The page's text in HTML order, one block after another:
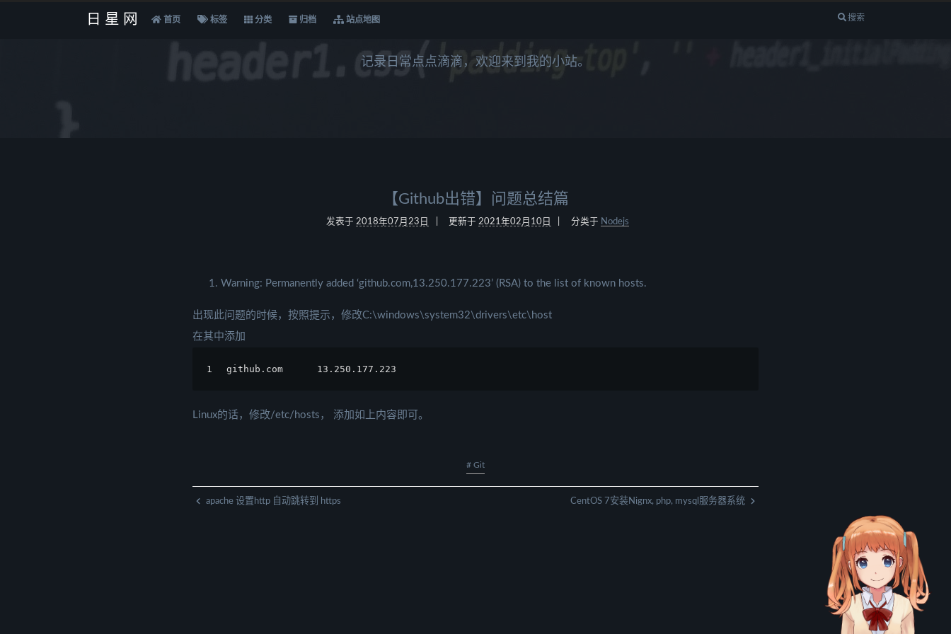
日星网 首页 标签 分类 归档 站点地图 搜索
记录日常点点滴滴，欢迎来到我的小站。
【Github出错】问题总结篇
发表于 2018年07月23日 更新于 2021年02月10日 分类于 Nodejs
Warning: Permanently added ‘github.com,13.250.177.223’ (RSA) to the list of known hosts.
出现此问题的时候，按照提示，修改C:\windows\system32\drivers\etc\host
在其中添加
1 github.com      13.250.177.223
Linux的话，修改/etc/hosts， 添加如上内容即可。
# Git
apache 设置http 自动跳转到 https CentOS 7安装Nignx, php, mysql服务器系统